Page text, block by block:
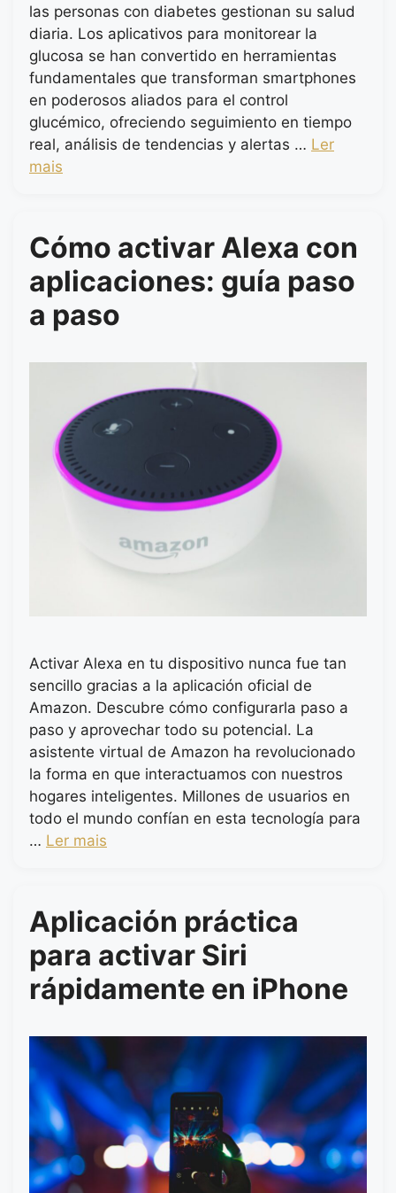
las personas con diabetes gestionan su salud
diaria. Los aplicativos para monitorear la
glucosa se han convertido en herramientas
fundamentales que transforman smartphones
en poderosos aliados para el control
glucémico, ofreciendo seguimiento en tiempo
real, análisis de tendencias y alertas … Ler
mais
Cómo activar Alexa con
aplicaciones: guía paso
a paso
Activar Alexa en tu dispositivo nunca fue tan
sencillo gracias a la aplicación oficial de
Amazon. Descubre cómo configurarla paso a
paso y aprovechar todo su potencial. La
asistente virtual de Amazon ha revolucionado
la forma en que interactuamos con nuestros
hogares inteligentes. Millones de usuarios en
todo el mundo confían en esta tecnología para
… Ler mais
Aplicación práctica
para activar Siri
rápidamente en iPhone